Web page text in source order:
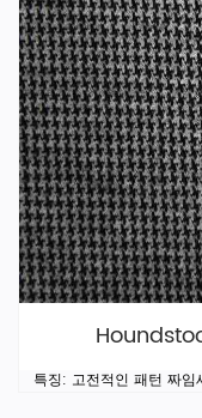
특징: 고전적인 패턴 짜